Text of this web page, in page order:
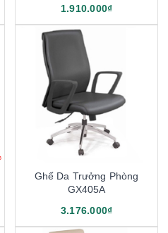
1.910.000₫
Ghế Da Trưởng Phòng
GX405A
3.176.000₫